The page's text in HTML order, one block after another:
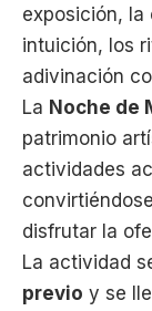
exposición, la
intuición, los
adivinación
La Noche de
patrimonio
actividades
disfrutar la
La actividad
previo y se